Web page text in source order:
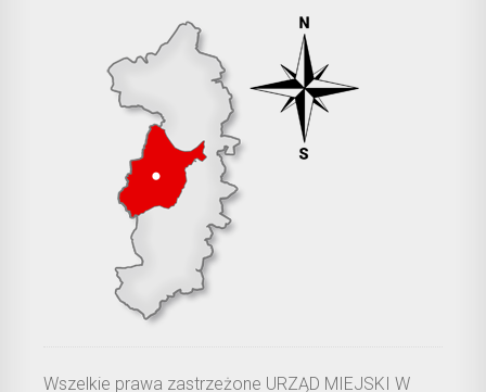
Wszelkie prawa zastrzeżone URZĄD MIEJSKI W